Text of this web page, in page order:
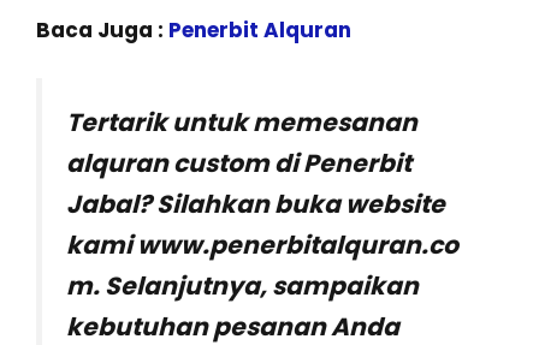
Baca Juga : Penerbit Alquran
Tertarik untuk memesanan
alquran custom di Penerbit
Jabal? Silahkan buka website
kami www.penerbitalquran.co
m. Selanjutnya, sampaikan
kebutuhan pesanan Anda